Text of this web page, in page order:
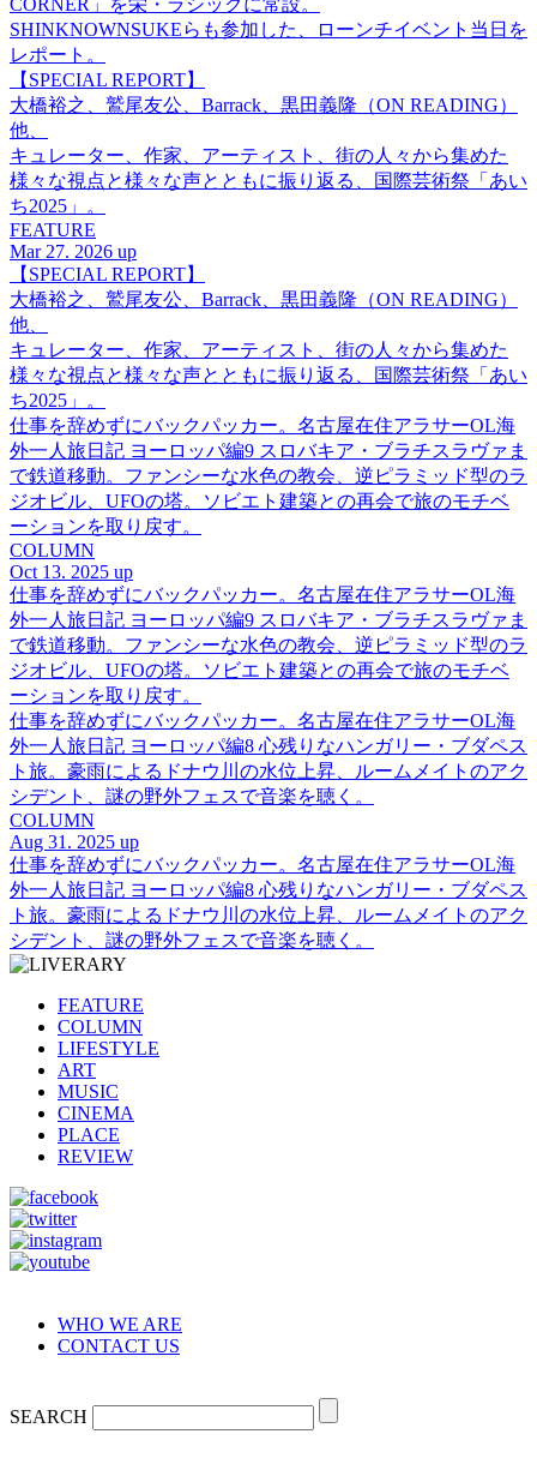
CORNER」を栄・ラシックに常設。
SHINKNOWNSUKEらも参加した、ローンチイベント当日を
レポート。
【SPECIAL REPORT】
大橋裕之、鷲尾友公、Barrack、黒田義隆（ON READING）
他、
キュレーター、作家、アーティスト、街の人々から集めた
様々な視点と様々な声とともに振り返る、国際芸術祭「あい
ち2025」。
FEATURE
Mar 27. 2026 up
【SPECIAL REPORT】
大橋裕之、鷲尾友公、Barrack、黒田義隆（ON READING）
他、
キュレーター、作家、アーティスト、街の人々から集めた
様々な視点と様々な声とともに振り返る、国際芸術祭「あい
ち2025」。
仕事を辞めずにバックパッカー。名古屋在住アラサーOL海
外一人旅日記 ヨーロッパ編9 スロバキア・ブラチスラヴァま
で鉄道移動。ファンシーな水色の教会、逆ピラミッド型のラ
ジオビル、UFOの塔。ソビエト建築との再会で旅のモチベ
ーションを取り戻す。
COLUMN
Oct 13. 2025 up
仕事を辞めずにバックパッカー。名古屋在住アラサーOL海
外一人旅日記 ヨーロッパ編9 スロバキア・ブラチスラヴァま
で鉄道移動。ファンシーな水色の教会、逆ピラミッド型のラ
ジオビル、UFOの塔。ソビエト建築との再会で旅のモチベ
ーションを取り戻す。
仕事を辞めずにバックパッカー。名古屋在住アラサーOL海
外一人旅日記 ヨーロッパ編8 心残りなハンガリー・ブダペス
ト旅。豪雨によるドナウ川の水位上昇、ルームメイトのアク
シデント、謎の野外フェスで音楽を聴く。
COLUMN
Aug 31. 2025 up
仕事を辞めずにバックパッカー。名古屋在住アラサーOL海
外一人旅日記 ヨーロッパ編8 心残りなハンガリー・ブダペス
ト旅。豪雨によるドナウ川の水位上昇、ルームメイトのアク
シデント、謎の野外フェスで音楽を聴く。
FEATURE
COLUMN
LIFESTYLE
ART
MUSIC
CINEMA
PLACE
REVIEW
WHO WE ARE
CONTACT US
SEARCH